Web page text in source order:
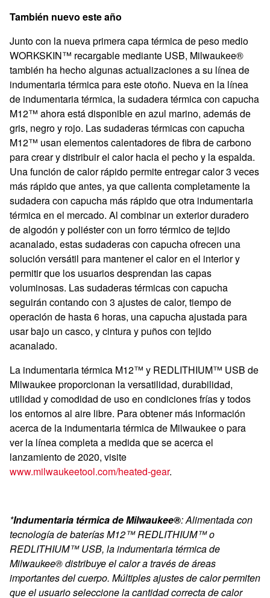
También nuevo este año
Junto con la nuevaprimera capa térmica de peso medio
WORKSKIN™ recargable mediante USB, Milwaukee®
también ha hecho algunas actualizaciones a su línea de
indumentaria térmica para este otoño. Nueva en la línea
de indumentaria térmica, la sudadera térmica con capucha
M12™ ahora está disponible en azul marino, además de
gris, negro y rojo. Las sudaderas térmicas con capucha
M12™ usan elementos calentadores de fibra de carbono
para crear y distribuir el calor hacia el pecho y la espalda.
Una función de calor rápido permite entregar calor 3 veces
más rápido que antes, ya que calienta completamente la
sudadera con capucha más rápido que otra indumentaria
térmica en el mercado. Al combinar un exterior duradero
de algodón y poliéster con un forro térmico de tejido
acanalado, estas sudaderas con capucha ofrecen una
solución versátil para mantener el calor en el interior y
permitir que los usuarios desprendan las capas
voluminosas. Las sudaderas térmicas con capucha
seguirán contando con 3 ajustes de calor, tiempo de
operación de hasta 6 horas, una capucha ajustada para
usar bajo un casco, y cintura y puños con tejido
acanalado.
La indumentaria térmica M12™ y REDLITHIUM™ USB de
Milwaukee proporcionan la versatilidad, durabilidad,
utilidad y comodidad de uso en condiciones frías y todos
los entornos al aire libre. Para obtener más información
acerca de la indumentaria térmica de Milwaukee o para
ver la línea completa a medida que se acerca el
lanzamiento de 2020, visite
www.milwaukeetool.com/heated-gear.
*Indumentaria térmica de Milwaukee®: Alimentada con
tecnología de baterías M12™ REDLITHIUM™ o
REDLITHIUM™ USB, la indumentaria térmica de
Milwaukee® distribuye el calor a través de áreas
importantes del cuerpo. Múltiples ajustes de calor permiten
que el usuario seleccione la cantidad correcta de calor